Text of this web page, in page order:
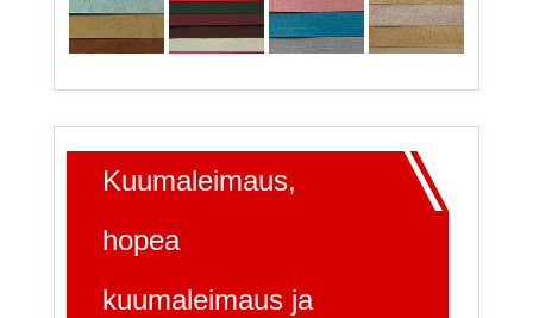
Kuumaleimaus,
hopea
kuumaleimaus ja